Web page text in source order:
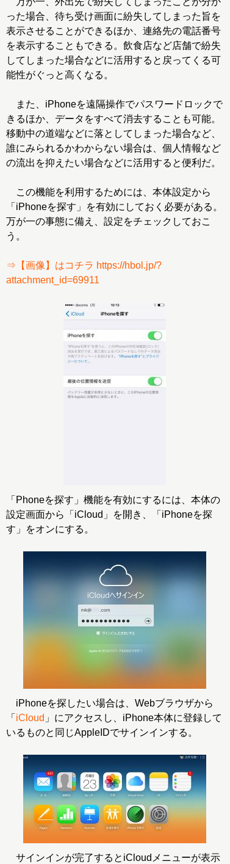
った場合、待ち受け画面に紛失してしまった旨を
表示させることができるほか、連絡先の電話番号
を表示することもできる。飲食店など店舗で紛失
してしまった場合などに活用すると戻ってくる可
能性がぐっと高くなる。
また、iPhoneを遠隔操作でパスワードロックで
きるほか、データをすべて消去することも可能。
移動中の道端などに落としてしまった場合など、
誰にみられるかわからない場合は、個人情報など
の流出を抑えたい場合などに活用すると便利だ。
この機能を利用するためには、本体設定から
「iPhoneを探す」を有効にしておく必要がある。
万が一の事態に備え、設定をチェックしておこ
う。
⇒【画像】はコチラ https://hbol.jp/?
attachment_id=69911
「Phoneを探す」機能を有効にするには、本体の
設定画面から「iCloud」を開き、「iPhoneを探
す」をオンにする。
iPhoneを探したい場合は、Webブラウザから
「 iCloud 」にアクセスし、iPhone本体に登録して
いるものと同じAppleIDでサインインする。
サインインが完了するとiCloudメニューが表示